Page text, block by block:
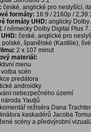
české, anglické pro neslyšící,
formáty: 16:9 / 2160p /
formáty UHD: anglicky Dolby
/ německy Dolby Digital Plus
české, anglické pro
polské, španělské (Kastilie),
2 x 107 minut
materiál:
menu
scén
predátora
androidky
nebezpečného území
národa Yautjů
režiséra Dana
kaskadérů Jacoba
scény a předvýrobní